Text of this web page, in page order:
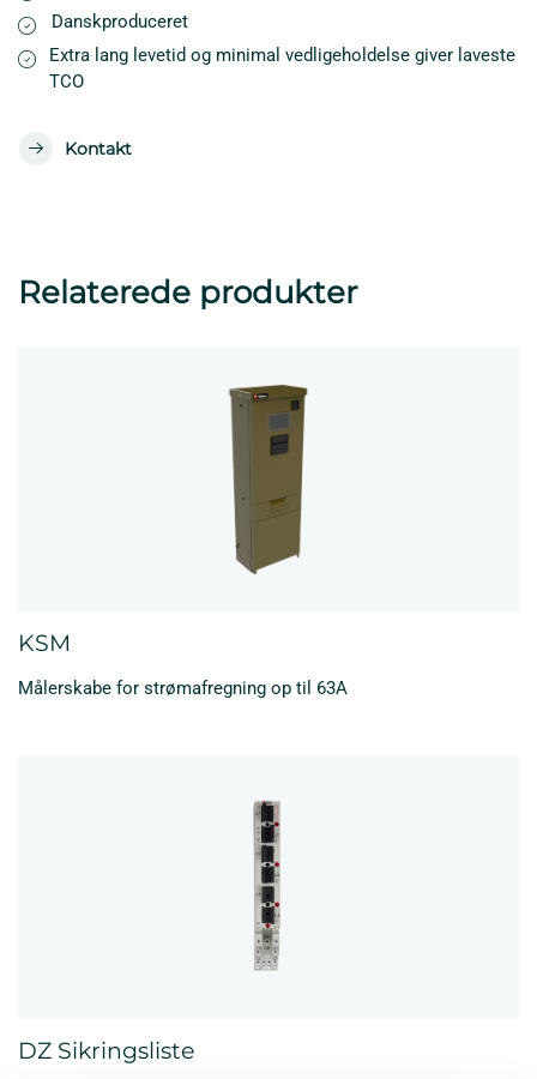
Danskproduceret
Extra lang levetid og minimal vedligeholdelse giver laveste
TCO
Kontakt
Relaterede produkter
KSM
Målerskabe for strømafregning op til 63A
DZ Sikringsliste